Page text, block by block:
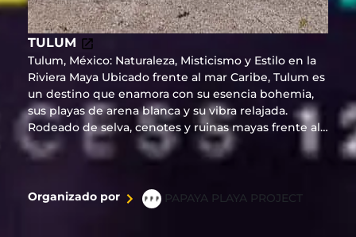
TULUM
Tulum, México: Naturaleza, Misticismo y Estilo en la
Riviera Maya Ubicado frente al mar Caribe, Tulum es
un destino que enamora con su esencia bohemia,
sus playas de arena blanca y su vibra relajada.
Rodeado de selva, cenotes y ruinas mayas frente al
mar, ofrece una conexión única entre naturaleza,
cultura y bienestar. Desde sus exclusivos beach
yoga al amanecer o cenas bajo las estrellas, Tulum
es sinónimo de estilo consciente y lujo descalzo.
Organizado por PAPAYA PLAYA PROJECT